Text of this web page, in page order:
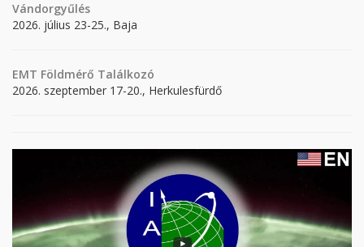
Vándorgyűlés
2026. július 23-25., Baja
EMT Földmérő Találkozó
2026. szeptember 17-20., Herkulesfürdő